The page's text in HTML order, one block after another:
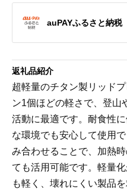
auPAYふるさと納税
返礼品紹介
超軽量のチタン製リッド
ン1個ほどの軽さで、登山
活動に最適です。耐食性
な環境でも安心して使用
み合わせることで、加熱
ても活用可能です。軽量
も軽く、壊れにくい製品